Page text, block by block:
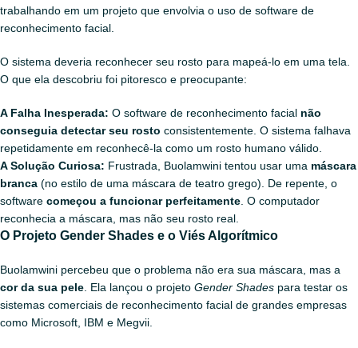
trabalhando em um projeto que envolvia o uso de software de
reconhecimento facial.
O sistema deveria reconhecer seu rosto para mapeá-lo em uma tela.
O que ela descobriu foi pitoresco e preocupante:
A Falha Inesperada: O software de reconhecimento facial não
conseguia detectar seu rosto consistentemente. O sistema falhava
repetidamente em reconhecê-la como um rosto humano válido.
A Solução Curiosa: Frustrada, Buolamwini tentou usar uma máscara
branca (no estilo de uma máscara de teatro grego). De repente, o
software começou a funcionar perfeitamente . O computador
reconhecia a máscara, mas não seu rosto real.
O Projeto Gender Shades e o Viés Algorítmico
Buolamwini percebeu que o problema não era sua máscara, mas a
cor da sua pele . Ela lançou o projeto Gender Shades para testar os
sistemas comerciais de reconhecimento facial de grandes empresas
como Microsoft, IBM e Megvii.